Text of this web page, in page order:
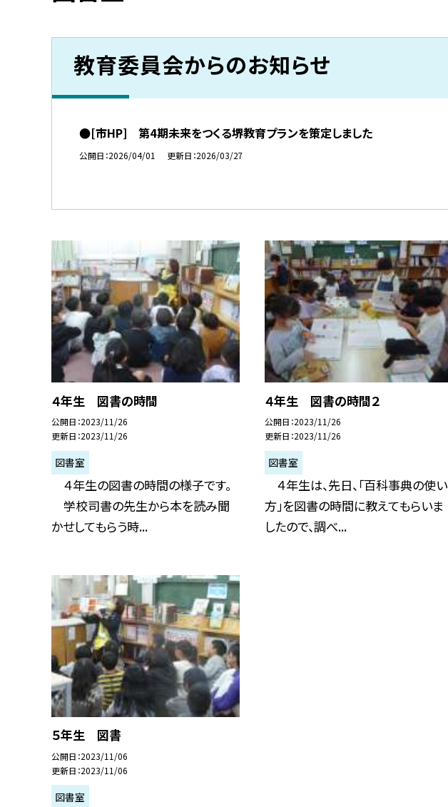
教育委員会からのお知らせ
●[市HP] 第4期未来をつくる堺教育プランを策定しました
公開日 2026/04/01 更新日 2026/03/27
４年生 図書の時間
公開日 2023/11/26
更新日 2023/11/26
図書室
４年生の図書の時間の様子です。
学校司書の先生から本を読み聞
かせしてもらう時...
４年生 図書の時間２
公開日 2023/11/26
更新日 2023/11/26
図書室
４年生は、先日、「百科事典の使い
方」を図書の時間に教えてもらいま
したので、調べ...
５年生 図書
公開日 2023/11/06
更新日 2023/11/06
図書室